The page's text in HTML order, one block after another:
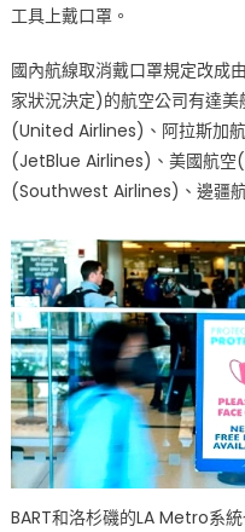
工具上戴口罩。
國內航線取消戴口罩規定改成
家狀況決定)的航空公司有達
(United Airlines)、阿拉斯加
(JetBlue Airlines)、美國航
(Southwest Airlines)、邊疆
BART和洛杉磯的LA Metro系統